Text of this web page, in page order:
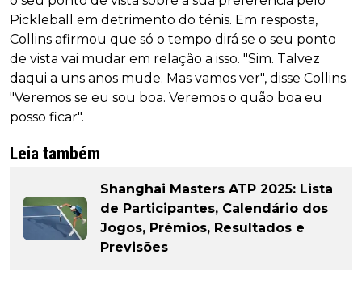
Pickleball em detrimento do ténis. Em resposta,
Collins afirmou que só o tempo dirá se o seu ponto
de vista vai mudar em relação a isso. "Sim. Talvez
daqui a uns anos mude. Mas vamos ver", disse Collins.
"Veremos se eu sou boa. Veremos o quão boa eu
posso ficar".
Leia também
Shanghai Masters ATP 2025: Lista
de Participantes, Calendário dos
Jogos, Prémios, Resultados e
Previsões